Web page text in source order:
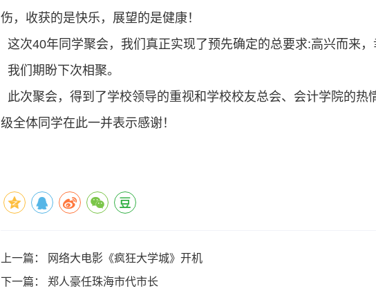
伤，收获的是快乐，展望的是健康！
这次40年同学聚会，我们真正实现了预先确定的总要求:高兴而来，
我们期盼下次相聚。
此次聚会，得到了学校领导的重视和学校校友总会、会计学院的热
级全体同学在此一并表示感谢！
上一篇：
网络大电影《疯狂大学城》开机
下一篇： 郑人豪任珠海市代市长